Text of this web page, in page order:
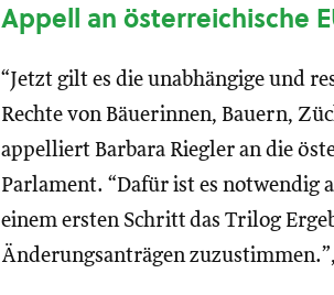
Appell an österreichische
“Jetzt gilt es die unabhängige und
Rechte von Bäuerinnen, Bauern,
appelliert Barbara Riegler an die
Parlament. “Dafür ist es notwendig
einem ersten Schritt das Trilog
Änderungsanträgen